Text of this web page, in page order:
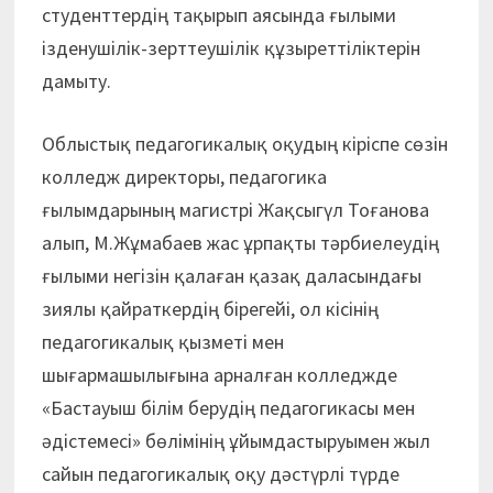
студенттердің тақырып аясында ғылыми
ізденушілік-зерттеушілік құзыреттіліктерін
дамыту.
Облыстық педагогикалық оқудың кіріспе сөзін
колледж директоры, педагогика
ғылымдарының магистрі Жақсыгүл Тоғанова
алып, М.Жұмабаев жас ұрпақты тәрбиелеудің
ғылыми негізін қалаған қазақ даласындағы
зиялы қайраткердің бірегейі, ол кісінің
педагогикалық қызметі мен
шығармашылығына арналған колледжде
«Бастауыш білім берудің педагогикасы мен
әдістемесі» бөлімінің ұйымдастыруымен жыл
сайын педагогикалық оқу дәстүрлі түрде